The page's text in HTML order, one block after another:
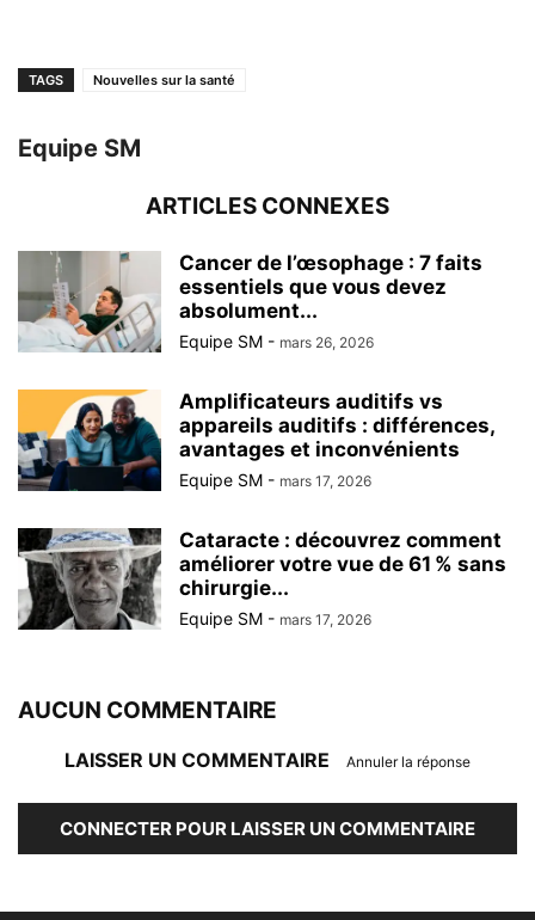
TAGS Nouvelles sur la santé
Equipe SM
ARTICLES CONNEXES
Cancer de l’œsophage : 7 faits
essentiels que vous devez
absolument...
Equipe SM - mars 26, 2026
Amplificateurs auditifs vs
appareils auditifs : différences,
avantages et inconvénients
Equipe SM - mars 17, 2026
Cataracte : découvrez comment
améliorer votre vue de 61 % sans
chirurgie...
Equipe SM - mars 17, 2026
AUCUN COMMENTAIRE
LAISSER UN COMMENTAIRE Annuler la réponse
CONNECTER POUR LAISSER UN COMMENTAIRE